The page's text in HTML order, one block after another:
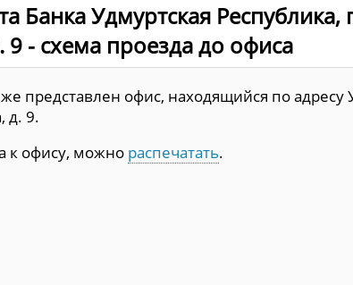
Банка Удмуртская Республика,
- схема проезда до офиса
представлен офис, находящийся по адресу
д. 9.
к офису, можно распечатать.